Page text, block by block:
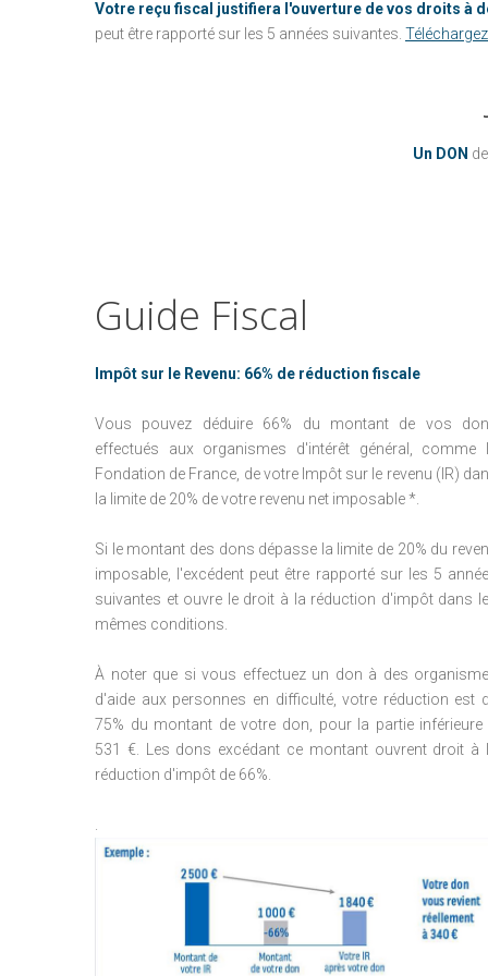
Votre reçu fiscal justifiera l'ouverture de vos droits à
peut être rapporté sur les 5 années suivantes.
Un DON de
Guide Fiscal
Impôt sur le Revenu: 66% de réduction fiscale
Vous pouvez déduire 66% du montant de vos
effectués aux organismes d'intérêt général, comme
Fondation de France, de votre Impôt sur le revenu (IR)
la limite de 20% de votre revenu net imposable *.
Si le montant des dons dépasse la limite de 20% du
imposable, l'excédent peut être rapporté sur les 5
suivantes et ouvre le droit à la réduction d'impôt dans
mêmes conditions.
À noter que si vous effectuez un don à des
d'aide aux personnes en difficulté, votre réduction est
75% du montant de votre don, pour la partie inférieure
531 €.
Les dons excédant ce montant ouvrent droit à
réduction d'impôt de 66%.